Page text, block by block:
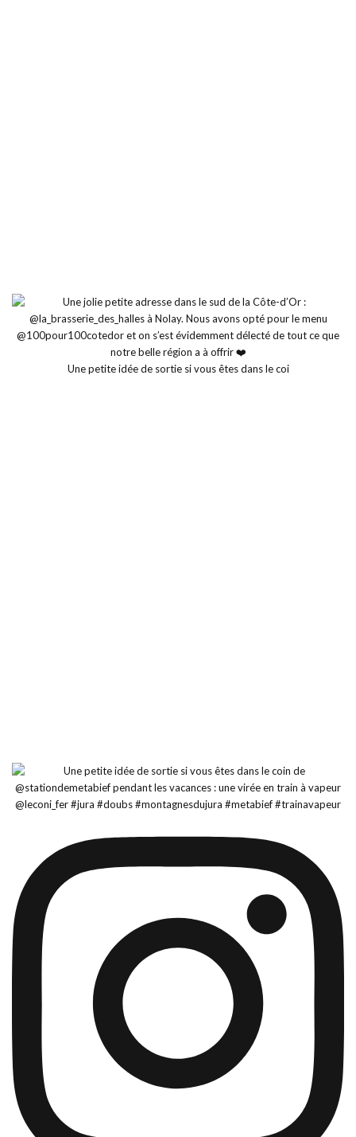
Une petite idée de sortie si vous êtes dans le coi